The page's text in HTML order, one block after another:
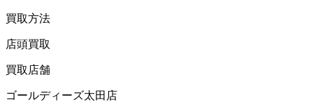
買取方法
店頭買取
買取店舗
ゴールディーズ太田店